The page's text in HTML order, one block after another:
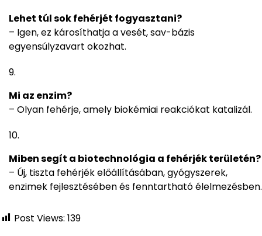
Lehet túl sok fehérjét fogyasztani?
– Igen, ez károsíthatja a vesét, sav-bázis
egyensúlyzavart okozhat.
Mi az enzim?
– Olyan fehérje, amely biokémiai reakciókat katalizál.
Miben segít a biotechnológia a fehérjék területén?
– Új, tiszta fehérjék előállításában, gyógyszerek,
enzimek fejlesztésében és fenntartható élelmezésben.
Post Views: 139